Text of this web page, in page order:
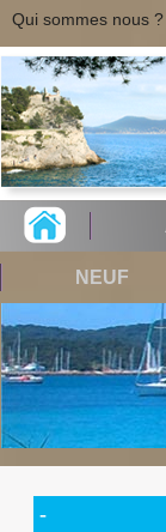
Qui sommes nous ?
NEUF
-